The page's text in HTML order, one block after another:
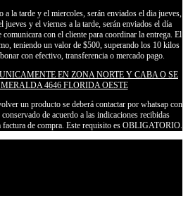
la tarde y el miercoles, serán enviados el dia jueves,
jueves y el viernes a la tarde, serán enviados el día
comunicara con el cliente para coordinar la entrega. El
teniendo un valor de $500, superando los 10 kilos
con efectivo, transferencia o mercado pago.
EN ZONA NORTE Y CABA O SE
4646 FLORIDA OESTE
un producto se deberá contactar por whatsap con
de acuerdo a las indicaciones recibidas
factura de compra. Este requisito es OBLIGATORIO.